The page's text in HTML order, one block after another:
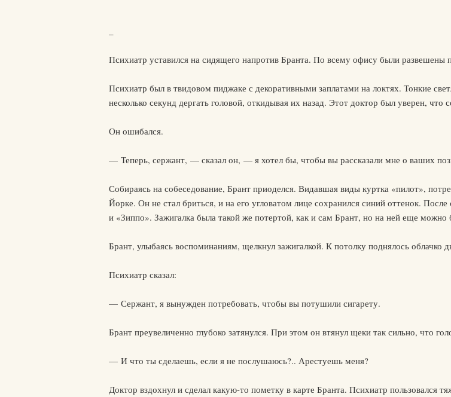
Психиатр уставился на сидящего напротив Бранта. По всему офису были развешены
Психиатр был в твидовом пиджаке с декоративными заплатами на локтях. Тонкие
несколько секунд дергать головой, откидывая их назад. Этот доктор был уверен, что
Он ошибался.
— Теперь, сержант, — сказал он, — я хотел бы, чтобы вы рассказали мне о ваших
Собираясь на собеседование, Брант приоделся. Видавшая виды куртка «пилот»,
Йорке. Он не стал бриться, и на его угловатом лице сохранился синий оттенок.
и «Зиппо». Зажигалка была такой же потертой, как и сам Брант, но на ней еще можно
Брант, улыбаясь воспоминаниям, щелкнул зажигалкой. К потолку поднялось облачко
Психиатр сказал:
— Сержант, я вынужден потребовать, чтобы вы потушили сигарету.
Брант преувеличенно глубоко затянулся. При этом он втянул щеки так сильно, что
— И что ты сделаешь, если я не послушаюсь?.. Арестуешь меня?
Доктор вздохнул и сделал какую-то пометку в карте Бранта. Психиатр пользовался